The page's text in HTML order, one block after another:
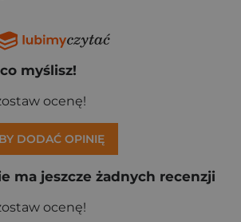
myślisz!
ocenę!
DODAĆ OPINIĘ
ma jeszcze żadnych recenzji
ocenę!